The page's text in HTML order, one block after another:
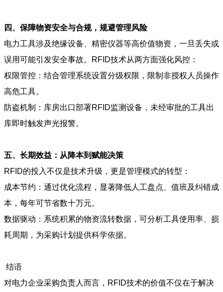
四、保障物资安全与合规，规避管理风险
电力工具涉及绝缘设备、精密仪器等高价值物资，一旦丢失或
误用可能引发安全事故。RFID技术从两方面强化风控：
权限管控：结合管理系统设置分级权限，限制非授权人员操作
高危工具。
防盗机制：库房出口部署RFID监测设备，未经审批的工具出
库即时触发声光报警。
五、长期效益：从降本到赋能决策
RFID的投入不仅是技术升级，更是管理模式的转型：
成本节约：通过优化流程，显著降低人工盘点、值班及纠错成
本，每年可节省数十万元。
数据驱动：系统积累的物资流转数据，可分析工具使用率、损
耗周期，为采购计划提供科学依据。
结语
对电力企业采购负责人而言，RFID技术的价值不仅在于解决